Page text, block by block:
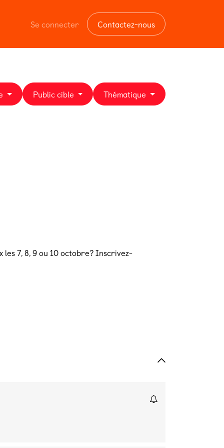
Se connecter Contactez-nous
Public cible Thématique
7, 8, 9 ou 10 octobre? Inscrivez-